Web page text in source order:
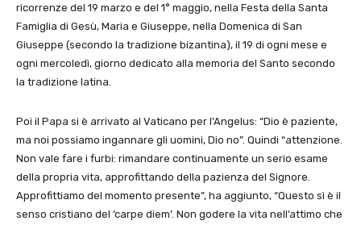
ricorrenze del 19 marzo e del 1° maggio, nella Festa della Santa
Famiglia di Gesù, Maria e Giuseppe, nella Domenica di San
Giuseppe (secondo la tradizione bizantina), il 19 di ogni mese e
ogni mercoledì, giorno dedicato alla memoria del Santo secondo
la tradizione latina.
Poi il Papa si è arrivato al Vaticano per l’Angelus: “Dio è paziente,
ma noi possiamo ingannare gli uomini, Dio no”. Quindi “attenzione.
Non vale fare i furbi: rimandare continuamente un serio esame
della propria vita, approfittando della pazienza del Signore.
Approfittiamo del momento presente”, ha aggiunto, “Questo sì è il
senso cristiano del ‘carpe diem’. Non godere la vita nell’attimo che